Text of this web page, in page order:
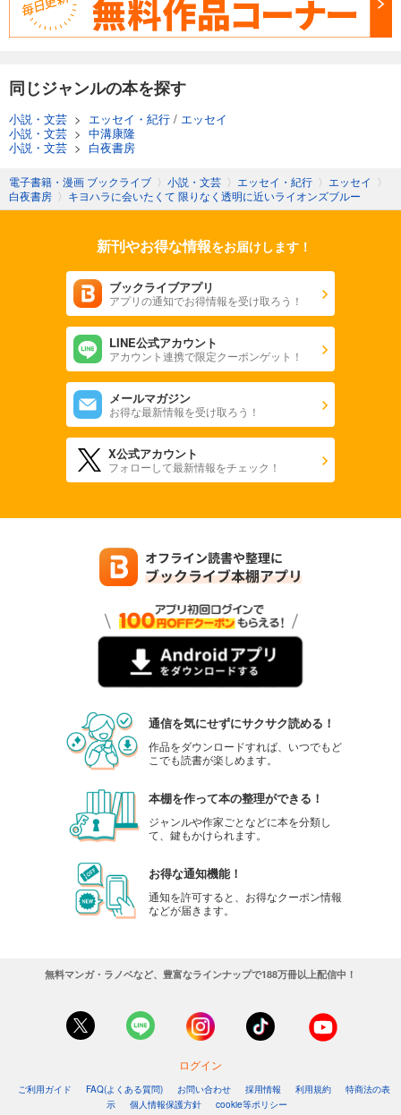
同じジャンルの本を探す
小説・文芸 > エッセイ・紀行 / エッセイ
小説・文芸 > 中溝康隆
小説・文芸 > 白夜書房
電子書籍・漫画 ブックライブ 〉 小説・文芸 〉 エッセイ・紀行 〉 エッセイ 〉
白夜書房 〉 キヨハラに会いたくて 限りなく透明に近いライオンズブルー
新刊やお得な情報をお届けします！
ブックライブアプリ
アプリの通知でお得情報を受け取ろう！
LINE公式アカウント
アカウント連携で限定クーポンゲット！
メールマガジン
お得な最新情報を受け取ろう！
X公式アカウント
フォローして最新情報をチェック！
通信を気にせずにサクサク読める！
作品をダウンロードすれば、いつでもど
こでも読書が楽しめます。
本棚を作って本の整理ができる！
ジャンルや作家ごとなどに本を分類し
て、鍵もかけられます。
お得な通知機能！
通知を許可すると、お得なクーポン情報
などが届きます。
無料マンガ・ラノベなど、豊富なラインナップで188万冊以上配信中！
ログイン
ご利用ガイド FAQ(よくある質問) お問い合わせ 採用情報 利用規約
特商法の表
示
個人情報保護方針 cookie等ポリシー